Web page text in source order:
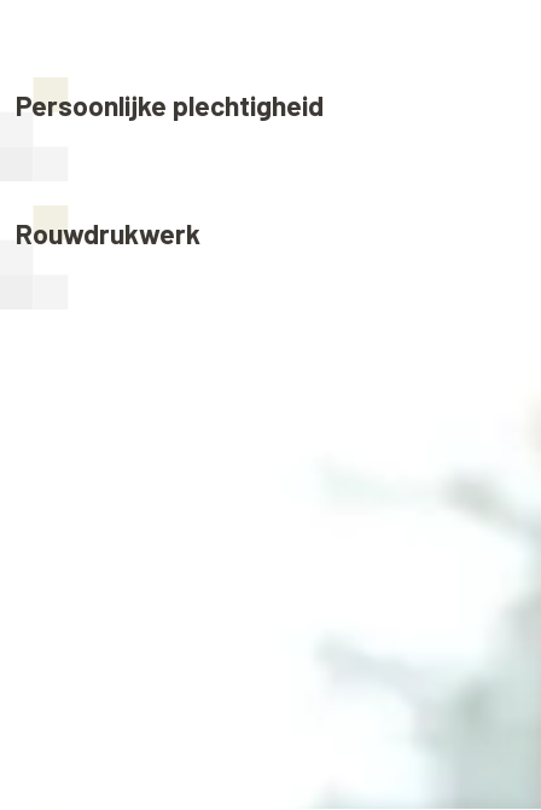
Persoonlijke plechtigheid
Rouwdrukwerk